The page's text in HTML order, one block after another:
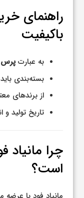
راهنمای
باکیفیت
به عبارت
بسته‌بندی
از برندهای
تاریخ تولید و
چرا مانیاد
است؟